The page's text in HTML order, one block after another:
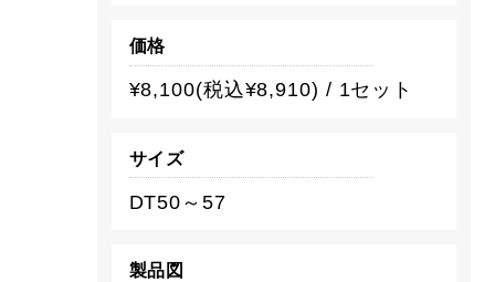
価格
¥8,100(税込¥8,910) / 1セット
サイズ
DT50～57
製品図